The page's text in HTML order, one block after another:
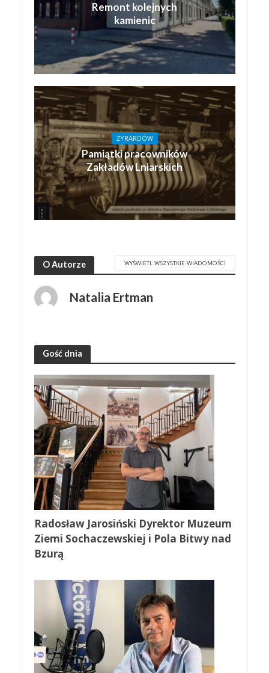
Remont kolejnych
kamienic
ŻYRARDÓW
Pamiątki pracowników
Zakładów Lniarskich
O Autorze WYŚWIETL WSZYSTKIE WIADOMOŚCI
Natalia Ertman
Gość dnia
Radosław Jarosiński Dyrektor Muzeum
Ziemi Sochaczewskiej i Pola Bitwy nad
Bzurą